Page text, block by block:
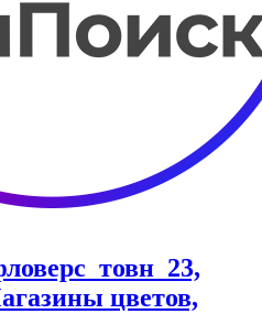
цветов,